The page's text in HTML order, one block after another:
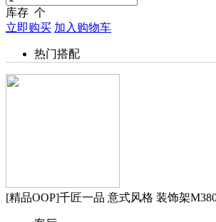
库存 个
立即购买 加入购物车
热门搭配
[精品OOP]千匠一品 意式风格 装饰架